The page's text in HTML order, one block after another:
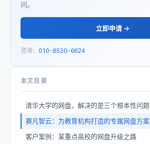
问。
立即申请 →
咨询： 010-8530-6624
本文目录
清华大学的网盘，解决的是三个根本性问题
赛凡智云：为教育机构打造的专属网盘方案
客户案例：某重点高校的网盘升级之路